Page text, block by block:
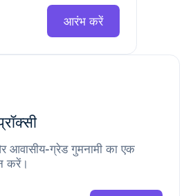
आरंभ करें
आवासीय-ग्रेड गुमनामी का एक
करें।